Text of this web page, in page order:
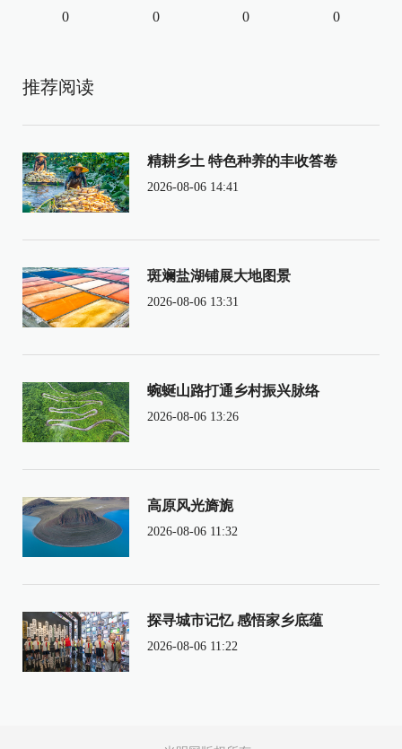
0 0 0 0
推荐阅读
精耕乡土 特色种养的丰收答卷
2026-08-06 14:41
斑斓盐湖铺展大地图景
2026-08-06 13:31
蜿蜒山路打通乡村振兴脉络
2026-08-06 13:26
高原风光旖旎
2026-08-06 11:32
探寻城市记忆 感悟家乡底蕴
2026-08-06 11:22